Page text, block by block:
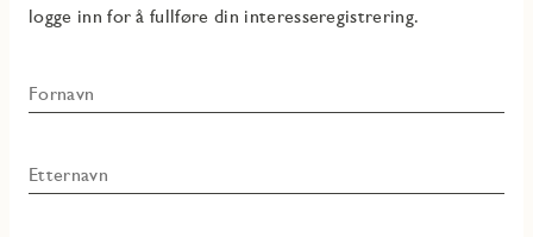
logge inn for å fullføre din interesseregistrering.
Fornavn
Etternavn